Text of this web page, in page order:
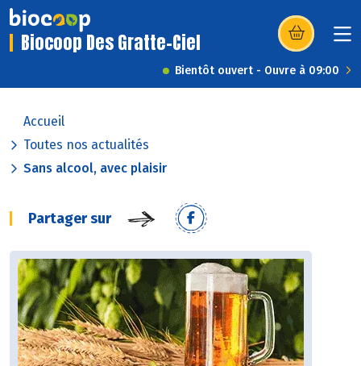
Biocoop Des Gratte-Ciel (s’ouvre dans
Bientôt ouvert - Ouvre à 09:00
Accueil
Toutes nos actualités
Sans alcool, avec plaisir
Partager sur